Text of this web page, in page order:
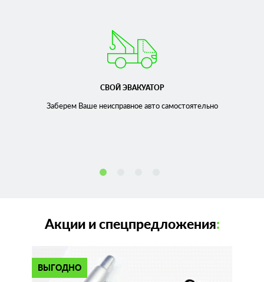
СВОЙ ЭВАКУАТОР
Заберем Ваше неисправноеавто самостоятельно
Акции и спецпредложения:
ВЫГОДНО